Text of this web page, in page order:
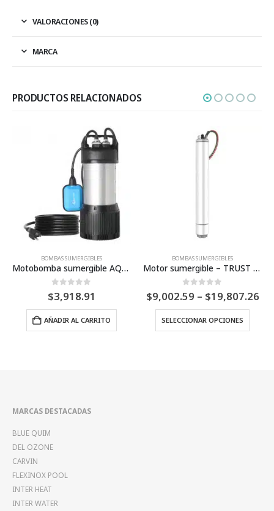
VALORACIONES (0)
MARCA
PRODUCTOS RELACIONADOS
BOMBAS SUMERGIBLES
Motor sumergible – TRUST (1 X 230 monofásico – Número de hilos: 3 )
0Fuera de 5
9,002.59– $19,807.26 Price
range:
$9,002.59
through
$19,807.26
SELECCIONAR OPCIONES
BOMBAS SUMERGIBLES,AUTOMATIZACIÓN
Motobomba solar sumergible – KOLOSAL – Diámetro nominal: 3″ Potencia de la motobomba: 400 watts Máximo voltaje de entrada: 100 VCC Voltaje de operación: 48 VCC
0 Fuera de 5
$7,280.63
AÑADIR AL CARRITO
MARCAS DESTACADAS
BLUE QUIM
DEL OZONE
CARVIN
FLEXINOX POOL
INTER HEAT
INTER WATER